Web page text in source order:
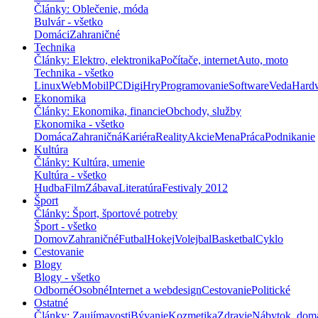
Články: Oblečenie, móda
Bulvár - všetko
DomáciZahraničné
Technika
Články: Elektro, elektronikaPočítače, internetAuto, moto
Technika - všetko
LinuxWebMobilPCDigiHryProgramovanieSoftwareVeda
Ekonomika
Články: Ekonomika, financieObchody, služby
Ekonomika - všetko
DomácaZahraničnáKariéraRealityAkcieMenaPrácaPodnikanie
Kultúra
Články: Kultúra, umenie
Kultúra - všetko
HudbaFilmZábavaLiteratúraFestivaly 2012
Šport
Články: Šport, športové potreby
Šport - všetko
DomovZahraničnéFutbalHokejVolejbalBasketbalCyklo
Cestovanie
Blogy
Blogy - všetko
OdbornéOsobnéInternet a webdesignCestovaniePolitické
Ostatné
Články: ZaujímavostiBývanieKozmetikaZdravieNábytok,